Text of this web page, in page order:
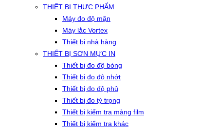
THIẾT BỊ THỰC PHẨM
Máy đo độ mặn
Máy lắc Vortex
Thiết bị nhà hàng
THIẾT BỊ SƠN MỰC IN
Thiết bị đo độ bóng
Thiết bị đo độ nhớt
Thiết bị đo độ phủ
Thiết bị đo tỷ trọng
Thiết bị kiểm tra màng film
Thiết bị kiểm tra khác